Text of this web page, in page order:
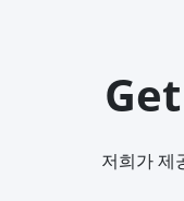
저희가 제